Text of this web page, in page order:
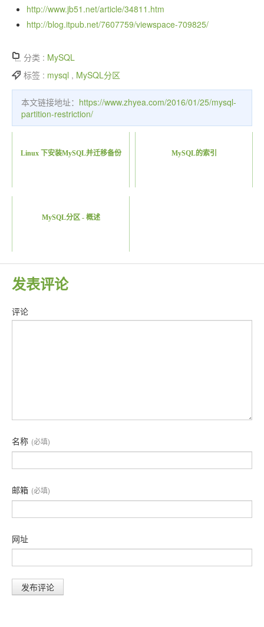
http://www.jb51.net/article/34811.htm
http://blog.itpub.net/7607759/viewspace-709825/
分类 : MySQL
标签 : mysql , MySQL分区
本文链接地址： https://www.zhyea.com/2016/01/25/mysql-
partition-restriction/
Linux 下安装MySQL并迁移备份 MySQL的索引
MySQL分区 - 概述
发表评论
评论
名称 (必填)
邮箱 (必填)
网址